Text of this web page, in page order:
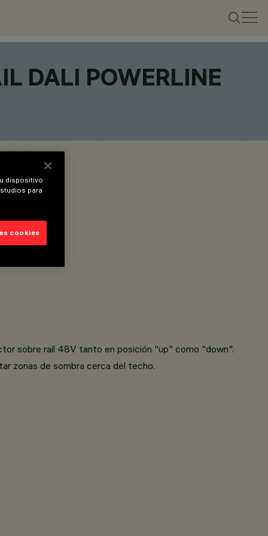
DALI POWERLINE
sobre raíl 48V tanto en posición "up" como "down".
zonas de sombra cerca del techo.
dispositivo
para
cookies